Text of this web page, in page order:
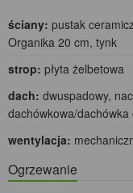
ściany: pustak
Organika 20 cm, tynk
strop: płyta żelbetowa
dach: dwuspadowy,
dachówkowa/
wentylacja:
Ogrzewanie